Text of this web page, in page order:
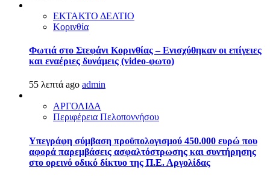
ΕΚΤΑΚΤΟ ΔΕΛΤΙΟ
Κορινθία
Φωτιά στο Στεφάνι Κορινθίας – Ενισχύθηκαν οι επίγειες
και εναέριες δυνάμεις (video-φωτο)
55 λεπτά ago admin
ΑΡΓΟΛΙΔΑ
Περιφέρεια Πελοποννήσου
Υπεγράφη σύμβαση προϋπολογισμού 450.000 ευρώ που
αφορά παρεμβάσεις ασφαλτόστρωσης και συντήρησης
στο ορεινό οδικό δίκτυο της Π.Ε. Αργολίδας